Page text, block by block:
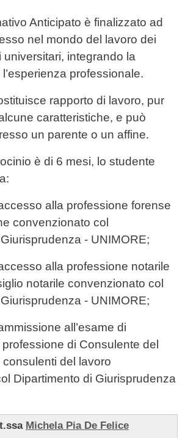
Anticipato è finalizzato ad
nel mondo del lavoro dei
integrando la
professionale.
rapporto di lavoro, pur
caratteristiche, e può
un parente o un affine.
è di 6 mesi, lo studente
alla professione forense
convenzionato col
- UNIMORE;
alla professione notarile
notarile convenzionato col
- UNIMORE;
all’esame di
di Consulente del
del lavoro
Dipartimento di Giurisprudenza
Michela Pia De Felice